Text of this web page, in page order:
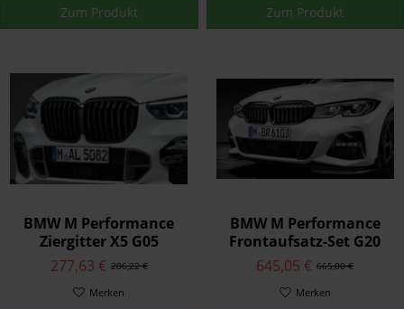
Zum Produkt Zum Produkt
BMW M Performance
Ziergitter X5 G05
286,22 €
277,63 €
Merken
BMW M Performance
Frontaufsatz-Set G20
Schwarz665,00 €
645,05 €
Merken